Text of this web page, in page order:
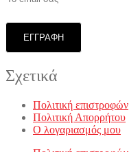
Σχετικά
Πολιτική επιστροφών
Πολιτική Απορρήτου
Ο λογαριασμός μου